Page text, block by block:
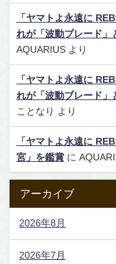
「ヤマトよ永遠に
れが「波動ブレード」
AQUARIUSより
「ヤマトよ永遠に
れが「波動ブレード」
ことなり
より
「ヤマトよ永遠に
宮」を鑑賞に
アーカイブ
2026年8月
2026年7月